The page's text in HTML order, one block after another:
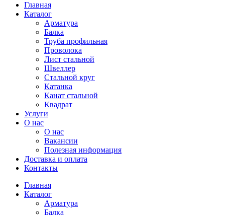
Главная
Каталог
Арматура
Балка
Труба профильная
Проволока
Лист стальной
Швеллер
Стальной круг
Катанка
Канат стальной
Квадрат
Услуги
О нас
О нас
Вакансии
Полезная информация
Доставка и оплата
Контакты
Главная
Каталог
Арматура
Балка